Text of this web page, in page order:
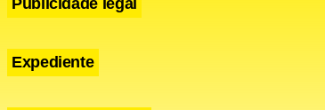
Expediente